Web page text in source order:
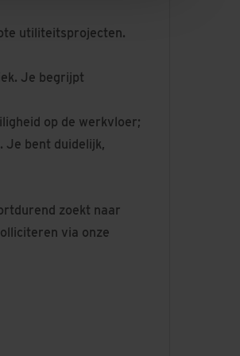
utiliteitsprojecten.
Je begrijpt
op de werkvloer;
Je bent duidelijk,
zoekt naar
via onze